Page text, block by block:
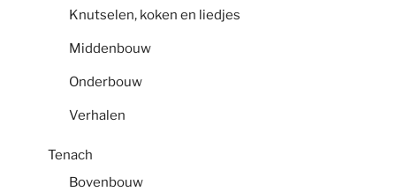
Knutselen, koken en liedjes
Middenbouw
Onderbouw
Verhalen
Tenach
Bovenbouw